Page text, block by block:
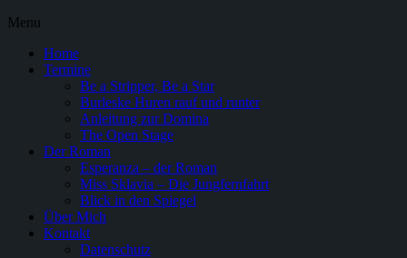
Menu
Home
Termine
Be a Stripper, Be a Star
Burleske Huren rauf und runter
Anleitung zur Domina
The Open Stage
Der Roman
Esperanza – der Roman
Miss Sklavia – Die Jungfernfahrt
Blick in den Spiegel
Über Mich
Kontakt
Datenschutz